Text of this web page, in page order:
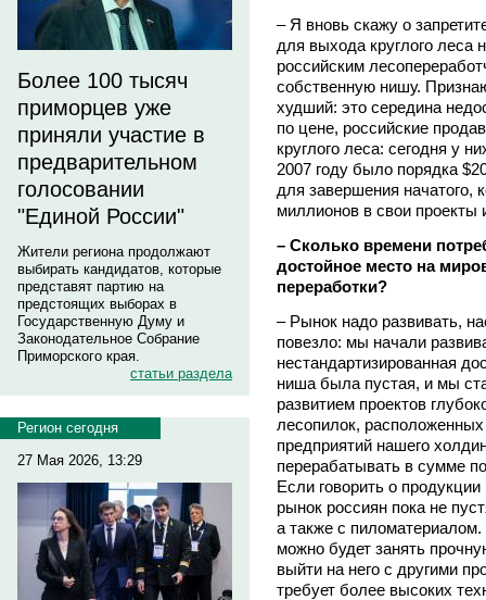
Более 100 тысяч
приморцев уже
приняли участие в
предварительном
голосовании
"Единой России"
Жители региона продолжают
выбирать кандидатов, которые
представят партию на
предстоящих выборах в
Государственную Думу и
Законодательное Собрание
Приморского края.
статьи раздела
Регион сегодня
27 Мая 2026, 13:29
– Я вновь скажу о
для выхода круглого леса
российским
собственную нишу.
худший: это середина
по цене, российские
круглого леса: сегодня у
2007 году было порядка
для завершения начатого,
миллионов в свои проекты
– Сколько времени
достойное место на
переработки?
– Рынок надо развивать,
повезло: мы начали
нестандартизированная
ниша была пустая, и мы
развитием проектов
лесопилок,
предприятий нашего
перерабатывать в сумме
Если говорить о
рынок россиян пока не
а также с
можно будет занять
выйти на него с другими
требует более высоких